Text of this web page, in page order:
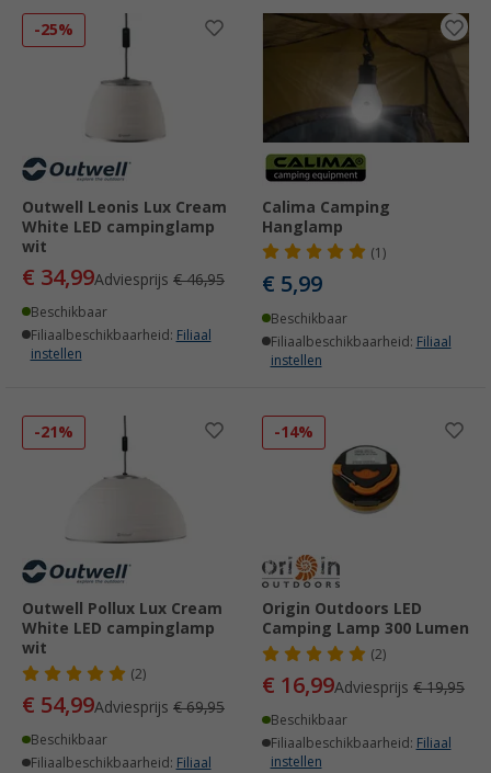
-25%
Outwell Leonis Lux Cream
White LED campinglamp
wit
€ 34,99Adviesprijs € 46,95
Beschikbaar
Filiaalbeschikbaarheid: Filiaal
instellen
Calima Camping
Hanglamp
(1)
€ 5,99
Beschikbaar
Filiaalbeschikbaarheid: Filiaal
instellen
-21%
Outwell Pollux Lux Cream
White LED campinglamp
wit
(2)
€ 54,99Adviesprijs € 69,95
Beschikbaar
Filiaalbeschikbaarheid: Filiaal
-14%
Origin Outdoors LED
Camping Lamp 300 Lumen
(2)
€ 16,99Adviesprijs € 19,95
Beschikbaar
Filiaalbeschikbaarheid: Filiaal
instellen